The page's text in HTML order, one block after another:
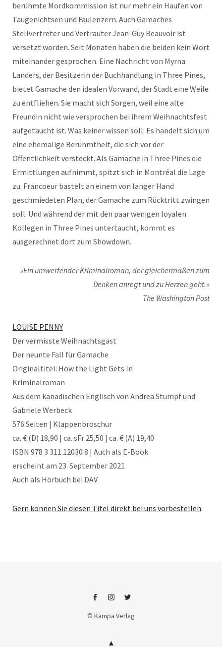
berühmte Mordkommission ist nur mehr ein Haufen von
Taugenichtsen und Faulenzern. Auch Gamaches
Stellvertreter und Vertrauter Jean-Guy Beauvoir ist
versetzt worden. Seit Monaten haben die beiden kein Wort
miteinander gesprochen. Eine Nachricht von Myrna
Landers, der Besitzerin der Buchhandlung in Three Pines,
bietet Gamache den idealen Vorwand, der Stadt eine Weile
zu entfliehen. Sie macht sich Sorgen, weil eine alte
Freundin nicht wie versprochen bei ihrem Weihnachtsfest
aufgetaucht ist. Was keiner wissen soll: Es handelt sich um
eine ehemalige Berühmtheit, die sich vor der
Öffentlichkeit versteckt. Als Gamache in Three Pines die
Ermittlungen aufnimmt, spitzt sich in Montréal die Lage
zu. Francoeur bastelt an einem von langer Hand
geschmiedeten Plan, der Gamache zum Rücktritt zwingen
soll. Und während der mit den paar wenigen loyalen
Kollegen in Three Pines untertaucht, kommt es
ausgerechnet dort zum Showdown.
»Ein umwerfender Kriminalroman, der gleichermaßen zum
Denken anregt und zu Herzen geht.«
The Washington Post
LOUISE PENNY
Der vermisste Weihnachtsgast
Der neunte Fall für Gamache
Originaltitel: How the Light Gets In
Kriminalroman
Aus dem kanadischen Englisch von Andrea Stumpf und
Gabriele Werbeck
576 Seiten | Klappenbroschur
ca. € (D) 18,90 | ca. sFr 25,50 | ca. € (A) 19,40
ISBN 978 3 311 12030 8 | Auch als E-Book
erscheint am 23. September 2021
Auch als Hörbuch bei DAV
Gern können Sie diesen Titel direkt bei uns vorbestellen.
FacebookInstagram
Twitter
© Kampa Verlag